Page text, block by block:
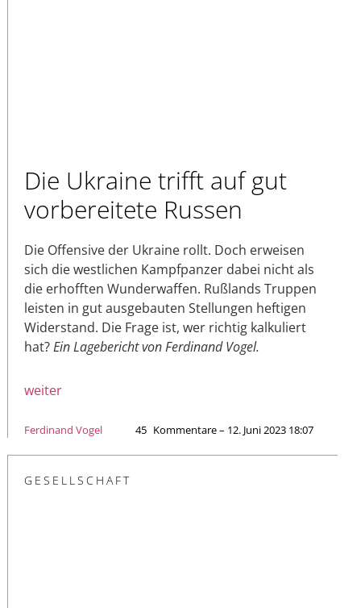
Die Ukraine trifft auf gut
vorbereitete Russen
Die Offensive der Ukraine rollt. Doch erweisen
sich die westlichen Kampfpanzer dabei nicht als
die erhofften Wunderwaffen. Rußlands Truppen
leisten in gut ausgebauten Stellungen heftigen
Widerstand. Die Frage ist, wer richtig kalkuliert
hat?Ein Lagebericht von Ferdinand Vogel.
weiter
Ferdinand Vogel 45 Kommentare – 12. Juni 2023 18:07
GESELLSCHAFT